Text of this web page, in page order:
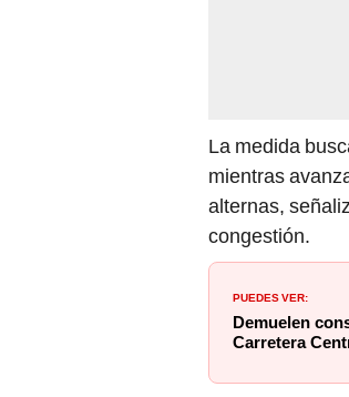
La medida
mientras
alternas,
congestión.
PUEDES VER:
Demuelen
Carretera